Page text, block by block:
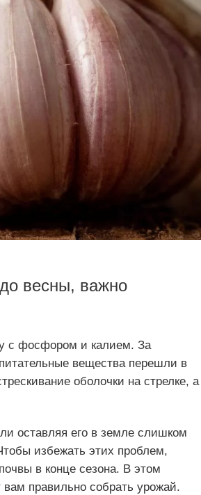
весны, важно
с фосфором и калием. За
вещества перешли в
оболочки на стрелке, а
оставляя его в земле слишком
избежать этих проблем,
в конце сезона. В этом
правильно собрать урожай.